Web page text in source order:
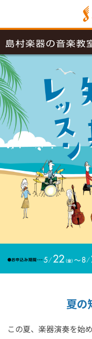
夏の
この夏、楽器演奏を始